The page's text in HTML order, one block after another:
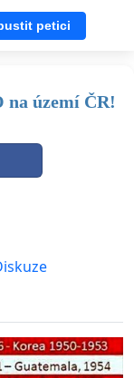
petici
na území ČR!